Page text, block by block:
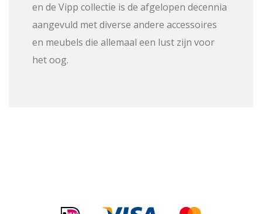
en de Vipp collectie is de afgelopen decennia
aangevuld met diverse andere accessoires
en meubels die allemaal een lust zijn voor
het oog.